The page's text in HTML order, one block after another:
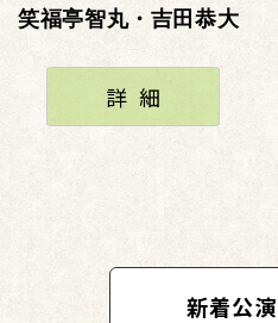
笑福亭智丸・吉田恭大
詳細
新着公